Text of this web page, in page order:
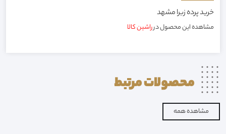
خرید پرده زبرا مشهد
مشاهده این محصول درراشین کالا
محصولاتمرتبط
مشاهده همه